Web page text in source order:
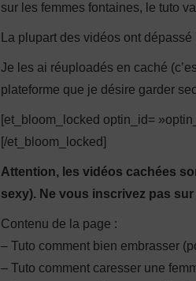
sur les femmes fontaines, le tuto
La plupart des vidéos ont
Je les ai réuploadés en caché
plateforme que je désire garder
[et_bloom_locked optin_id=
[/et_bloom_locked]
Attention, les vidéos cachées
sexy). Ne vous inscrivez pas
Contenu de la page :
– Tuto comment bien embrasser
– Tuto comment caresser une